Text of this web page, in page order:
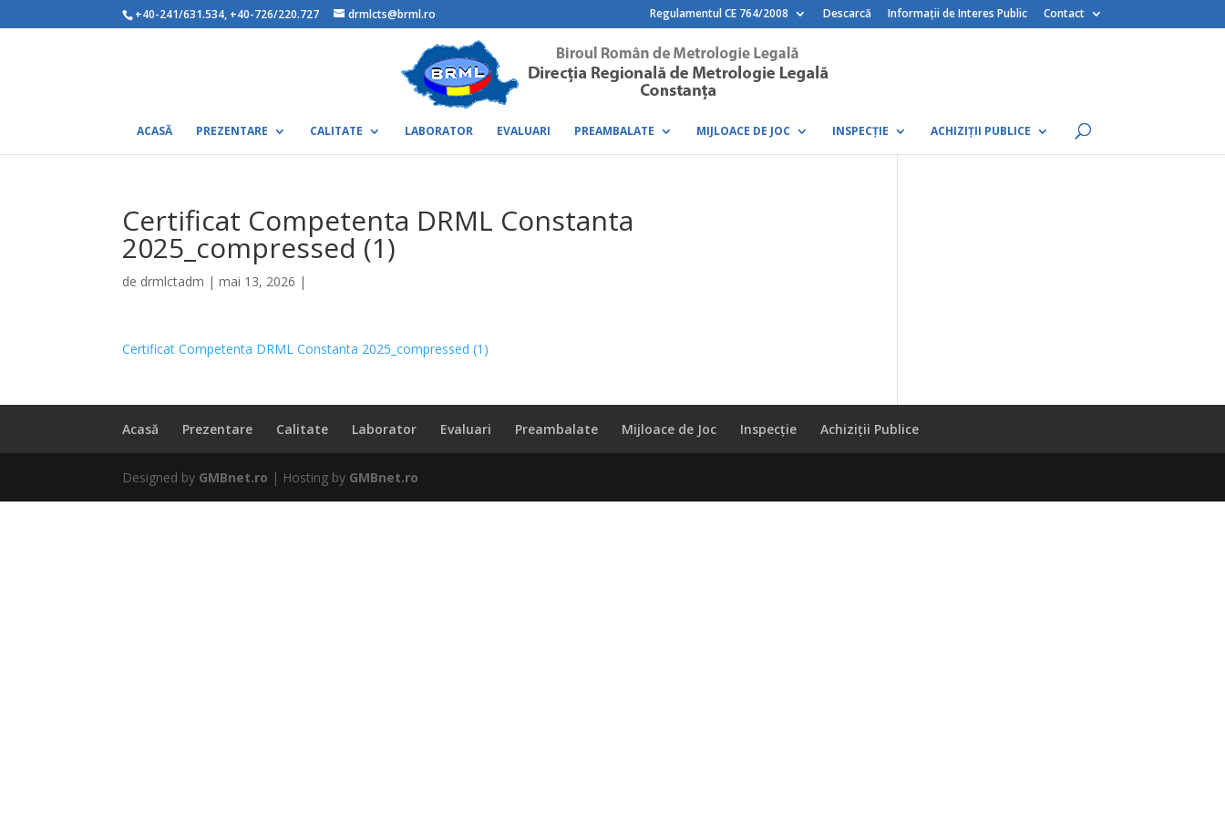
+40-241/631.534, +40-726/220.727 drmlcts@brml.ro Regulamentul CE 764/2008 Descarcă Informații de Interes Public Contact
ACASĂ PREZENTARE CALITATE LABORATOR EVALUARI PREAMBALATE MIJLOACE DE JOC INSPECȚIE ACHIZIȚII PUBLICE
Certificat Competenta DRML Constanta
2025_compressed (1)
de drmlctadm |mai 13, 2026 |
Certificat Competenta DRML Constanta 2025_compressed (1)
Acasă Prezentare Calitate Laborator Evaluari Preambalate Mijloace de Joc Inspecție Achiziții Publice
Designed by GMBnet.ro | Hosting by GMBnet.ro